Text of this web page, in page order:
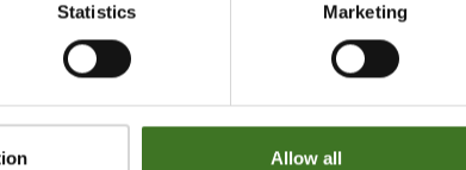
Statistics Marketing
Allow all
majasaari@ekokymppi.fi
8 - 18, ti - pe 8 - 16